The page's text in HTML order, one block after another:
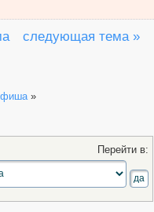
следующая тема »
»
Перейти в: